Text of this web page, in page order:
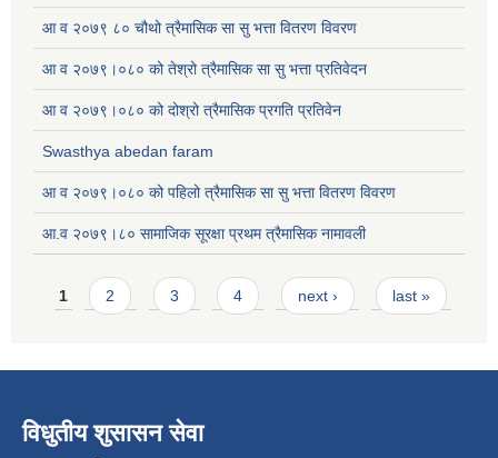
आ व २०७९ ८० चौथो त्रैमासिक सा सु भत्ता वितरण विवरण
आ व २०७९।०८० को तेश्रो त्रैमासिक सा सु भत्ता प्रतिवेदन
आ व २०७९।०८० को दोश्रो त्रैमासिक प्रगति प्रतिवेन
Swasthya abedan faram
आ व २०७९।०८० को पहिलो त्रैमासिक सा सु भत्ता वितरण विवरण
आ.व २०७९।८० सामाजिक सूरक्षा प्रथम त्रैमासिक नामावली
Pages
1 2 3 4 next › last »
विधुतीय शुसासन सेवा